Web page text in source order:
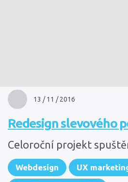
13 / 11 / 2016
Redesign slevového
Celoroční projekt
Webdesign UX